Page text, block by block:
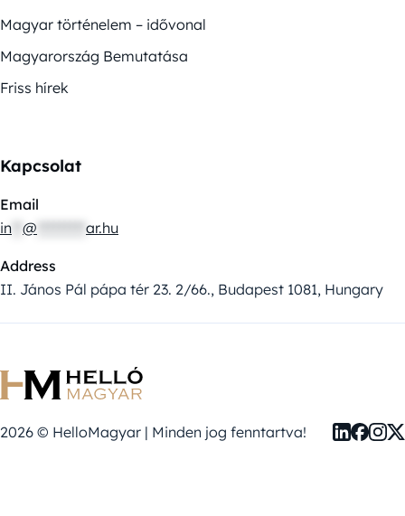
Magyar történelem – idővonal
Magyarország Bemutatása
Friss hírek
Kapcsolat
Email
in @ ar.hu
Address
II. János Pál pápa tér 23. 2/66., Budapest 1081, Hungary
2026 © HelloMagyar | Minden jog fenntartva!